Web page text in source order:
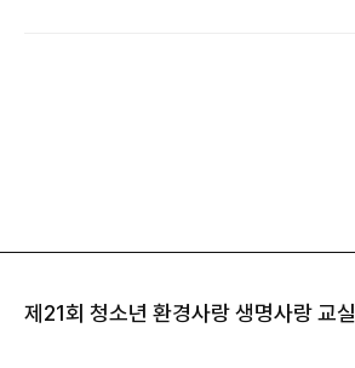
제21회 청소년 환경사랑 생명사랑 교실